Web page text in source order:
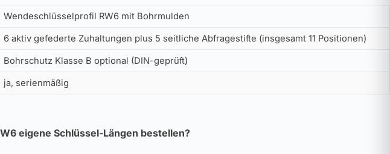
Wendeschlüsselprofil RW6 mit Bohrmulden
6 aktiv gefederte Zuhaltungen plus 5 seitliche Abfragestifte (insgesamt 11 Positionen)
Bohrschutz Klasse B optional (DIN-geprüft)
ja, serienmäßig
eigene Schlüssel-Längen bestellen?